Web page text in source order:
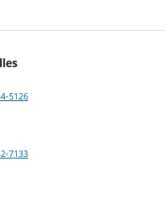
5126
7133